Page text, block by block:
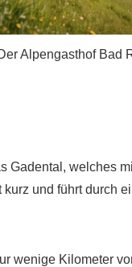
Alpengasthof Bad
Gadental, welches
und führt durch
wenige Kilometer